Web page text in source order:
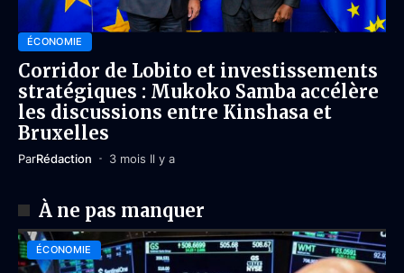
ÉCONOMIE
Corridor de Lobito et investissements
stratégiques : Mukoko Samba accélère
les discussions entre Kinshasa et
Bruxelles
ParRédaction 3 mois Il y a
À ne pas manquer
ÉCONOMIE